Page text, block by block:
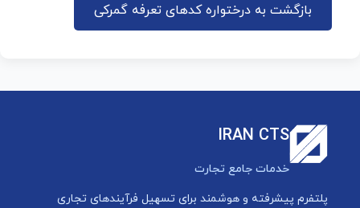
بازگشت به درختواره کدهای تعرفه گمرکی
IRAN CTS
خدمات جامع تجارت
پلتفرم پیشرفته و هوشمند برای تسهیل فرآیندهای تجاری